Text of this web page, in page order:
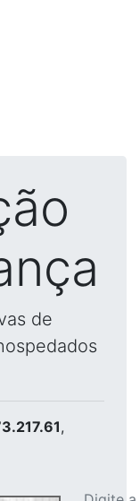
de
,